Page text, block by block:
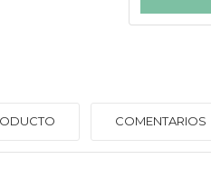
COMENTARIOS